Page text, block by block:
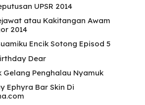
UPSR 2014
atau Kakitangan Awam
2014
Encik Sotong Episod 5
Dear
Gelang Penghalau Nyamuk
Ephyra Bar Skin Di